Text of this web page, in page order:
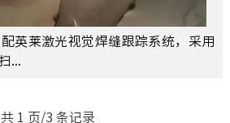
英莱激光视觉焊缝跟踪系统，采用
...
共 1 页/3 条记录